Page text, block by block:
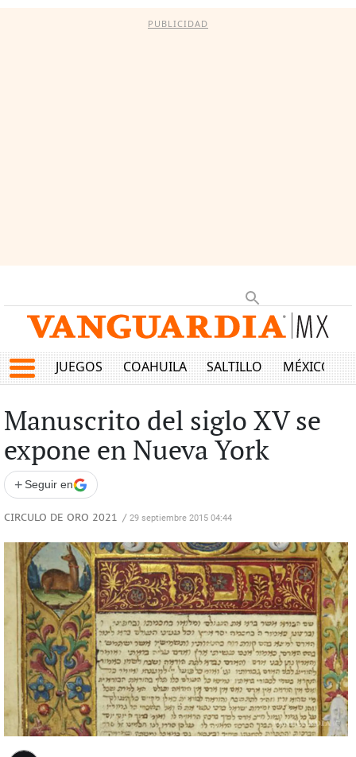
PUBLICIDAD
JUEGOS COAHUILA SALTILLO MÉXICO
Manuscrito del siglo XV se
expone en Nueva York
+ Seguir en
CIRCULO DE ORO 2021 / 29 septiembre 2015 04:44